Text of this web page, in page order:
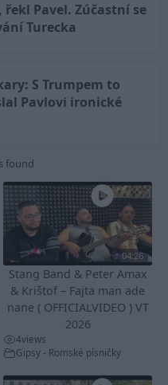
Pavel. Zúčastní se
Turecka
S Trumpem to
Pavlovi ironické
found
04:26
Stang Band & Peter Amax
& Krištof – Fajta man ade
nane ( OFFICIALVIDEO ) VT
2026
4views
Gipsy - Romské písničky